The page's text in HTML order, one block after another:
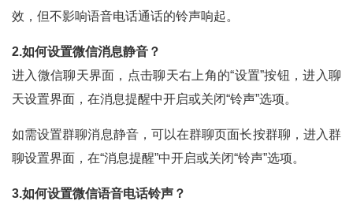
效，但不影响语音电话通话的铃声响起。
2.如何设置微信消息静音？
进入微信聊天界面，点击聊天右上角的“设置”按钮，进入聊
天设置界面，在消息提醒中开启或关闭“铃声”选项。
如需设置群聊消息静音，可以在群聊页面长按群聊，进入群
聊设置界面，在“消息提醒”中开启或关闭“铃声”选项。
3.如何设置微信语音电话铃声？